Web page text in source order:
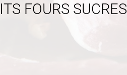
FOURS SUCRES